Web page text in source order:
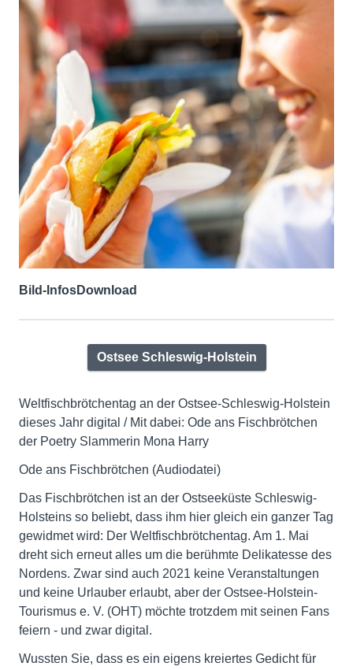
Bild-InfosDownload
Ostsee Schleswig-Holstein
Weltfischbrötchentag an der Ostsee-Schleswig-Holstein
dieses Jahr digital / Mit dabei: Ode ans Fischbrötchen
der Poetry Slammerin Mona Harry
Ode ans Fischbrötchen (Audiodatei)
Das Fischbrötchen ist an der Ostseeküste Schleswig-
Holsteins so beliebt, dass ihm hier gleich ein ganzer Tag
gewidmet wird: Der Weltfischbrötchentag. Am 1. Mai
dreht sich erneut alles um die berühmte Delikatesse des
Nordens. Zwar sind auch 2021 keine Veranstaltungen
und keine Urlauber erlaubt, aber der Ostsee-Holstein-
Tourismus e. V. (OHT) möchte trotzdem mit seinen Fans
feiern - und zwar digital.
Wussten Sie, dass es ein eigens kreiertes Gedicht für